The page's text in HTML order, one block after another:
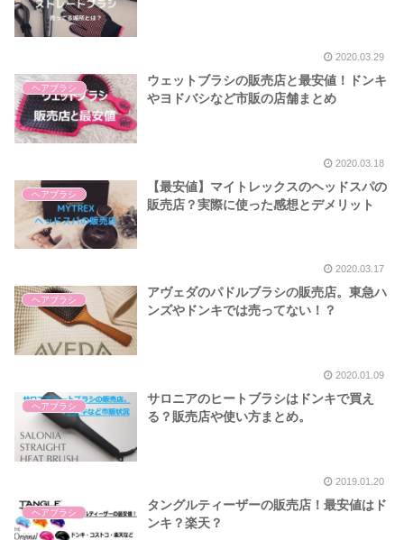
2020.03.29
ヘアブラシ
ウェットブラシの販売店と最安値！ドンキ
やヨドバシなど市販の店舗まとめ
2020.03.18
ヘアブラシ
【最安値】マイトレックスのヘッドスパの
販売店？実際に使った感想とデメリット
2020.03.17
ヘアブラシ
アヴェダのパドルブラシの販売店。東急ハ
ンズやドンキでは売ってない！？
2020.01.09
ヘアブラシ
サロニアのヒートブラシはドンキで買え
る？販売店や使い方まとめ。
2019.01.20
ヘアブラシ
タングルティーザーの販売店！最安値はド
ンキ？楽天？